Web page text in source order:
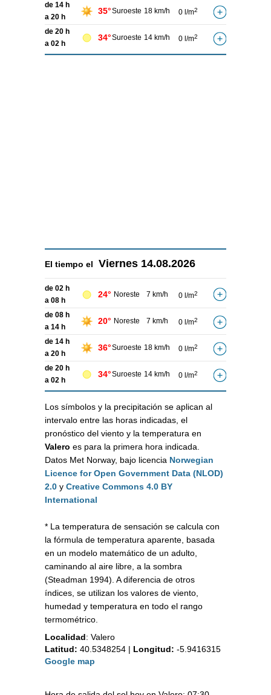
de 14 h
a 20 h
35°Suroeste 18 km/h 0 l/m2
de 20 h
a 02 h
34°Suroeste 14 km/h 0 l/m2
El tiempo el Viernes 14.08.2026
de 02 h
a 08 h
24° Noreste 7 km/h 0 l/m2
de 08 h
a 14 h
20° Noreste 7 km/h 0 l/m2
de 14 h
a 20 h
36°Suroeste 18 km/h 0 l/m2
de 20 h
a 02 h
34°Suroeste 14 km/h 0 l/m2
Los símbolos y la precipitación se aplican al
intervalo entre las horas indicadas, el
pronóstico del viento y la temperatura en
Valero es para la primera hora indicada.
Datos Met Norway, bajo licencia Norwegian
Licence for Open Government Data (NLOD)
2.0 y Creative Commons 4.0 BY
International
* La temperatura de sensación se calcula con
la fórmula de temperatura aparente, basada
en un modelo matemático de un adulto,
caminando al aire libre, a la sombra
(Steadman 1994). A diferencia de otros
índices, se utilizan los valores de viento,
humedad y temperatura en todo el rango
termométrico.
Localidad: Valero
Latitud: 40.5348254 | Longitud: -5.9416315
Google map